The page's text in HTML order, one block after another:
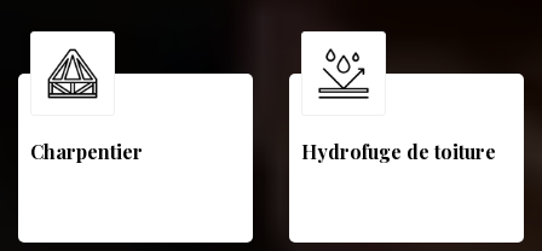
Charpentier Hydrofuge de toiture